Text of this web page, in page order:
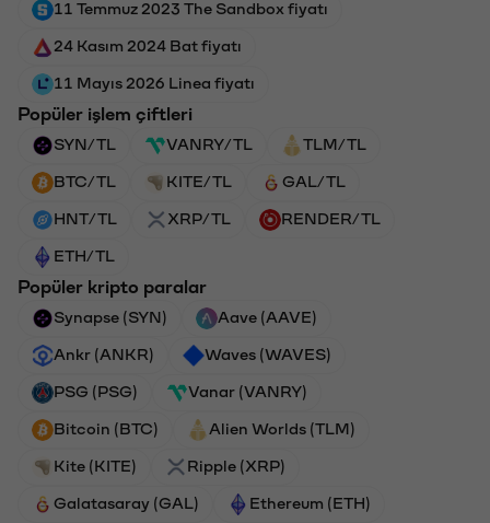
11 Temmuz 2023 The Sandbox fiyatı
24 Kasım 2024 Bat fiyatı
11 Mayıs 2026 Linea fiyatı
Popüler işlem çiftleri
SYN/TL VANRY/TL TLM/TL
BTC/TL KITE/TL GAL/TL
HNT/TL XRP/TL RENDER/TL
ETH/TL
Popüler kripto paralar
Synapse (SYN) Aave (AAVE)
Ankr (ANKR) Waves (WAVES)
PSG (PSG) Vanar (VANRY)
Bitcoin (BTC) Alien Worlds (TLM)
Kite (KITE) Ripple (XRP)
Galatasaray (GAL) Ethereum (ETH)